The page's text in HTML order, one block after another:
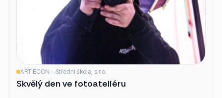
ART ECON – Střední škola, s.r.o.
Skvělý den ve fotoateliéru